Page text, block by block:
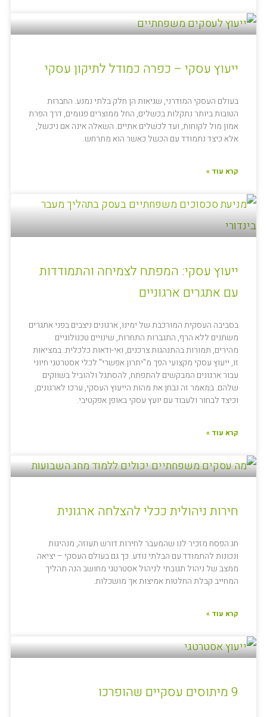
ייעוץ עסקי – כפרה כמודל לתיקון עסקי
בעולם העסקי המודרני, שגיאות הן חלק בלתי נמנע. החברות
הטובות ביותר נתקלות בכשלים, החל ממוצרים פגומים, דרך הפרת
אמון מול לקוחות, ועד לכשלים אתיים. השאלה אינה אם ניכשל,
אלא כיצד נתמודד עם הכשל כאשר הוא מתרחש.
קרא עוד »
ייעוץ עסקי: המפתח לצמיחה והתמודדות
עם אתגרים ארגוניים
בסביבה העסקית המורכבת של ימינו, ארגונים ניצבים בפני אתגרים
משתנים ללא הרף, התגברות התחרות, שינויים טכנולוגיים
מהירים, תמורות בהתנהגות צרכנים, ואי-ודאות כלכלית. במציאות
זו, ייעוץ עסקי מקצועי הפך מ"יתרון אפשרי" לכלי אסטרטגי חיוני
עבור ארגונים המבקשים להתפתח, להסתגל ולהוביל בשווקים
שלהם. במאמר זה נבחן את מהות הייעוץ העסקי, ערכו לארגונים,
וכיצד לבחור ולעבוד עם יועץ עסקי באופן אפקטיבי.
קרא עוד »
חירות ניהולית ככלי להצלחה ארגונית
חג הפסח מזכיר לנו שהמעבר לחירות דורש תעוזה, מנהיגות
ונכונות להתמודד עם הבלתי נודע. כך גם בעולם העסקי – יציאה
ממצב של ניהול תגובתי לניהול אסטרטגי מחושב הנה תהליך
המחייב קבלת החלטות אמיצות אך מושכלות.
קרא עוד »
9 מיתוסים עסקיים שהופרכו